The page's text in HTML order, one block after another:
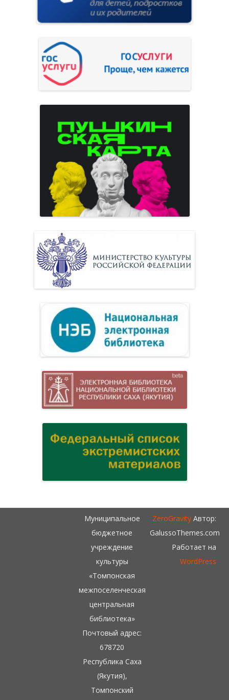
Муниципальное
бюджетное
учреждение
культуры
«Томпонская
межпоселенческая
центральная
библиотека»
Почтовый адрес:
678720
Республика Саха
(Якутия),
Томпонский
ZeroGravityАвтор:
GalussoThemes.com
Работает на
WordPress